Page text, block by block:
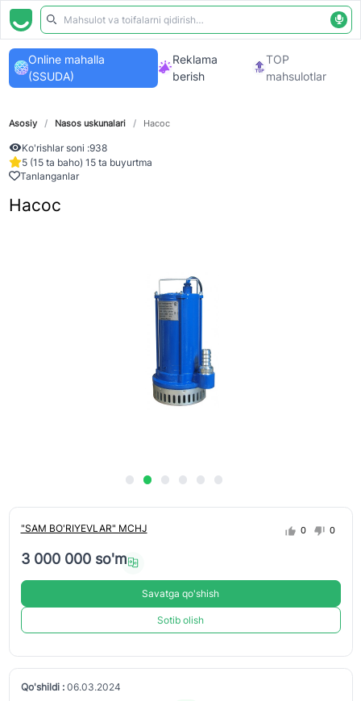
Online mahalla
(SSUDA)
Reklama
berish
TOP
mahsulotlar
Asosiy / Nasos uskunalari / Насос
Ko'rishlar soni :938
5 (15 ta baho) 15 ta buyurtma
Tanlanganlar
Насос
"SAM BO'RIYEVLAR" MCHJ 0 0
3 000 000 so'm
Savatga qo'shish
Sotib olish
Qo'shildi :06.03.2024